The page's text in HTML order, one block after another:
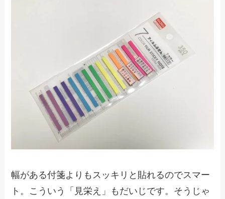
幅がある付箋よりもスッキリと貼れるのでスマー
ト。こういう「見栄え」もだいじです。そうじゃ